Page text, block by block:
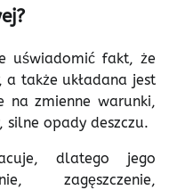
uświadomić fakt, że
a także układana jest
na zmienne warunki,
opady deszczu.
dlatego jego
zagęszczenie,